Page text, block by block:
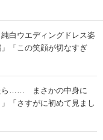
白ウエディングドレス姿
「この笑顔が切なすぎ
ら…… まさかの中身に
「さすがに初めて見まし